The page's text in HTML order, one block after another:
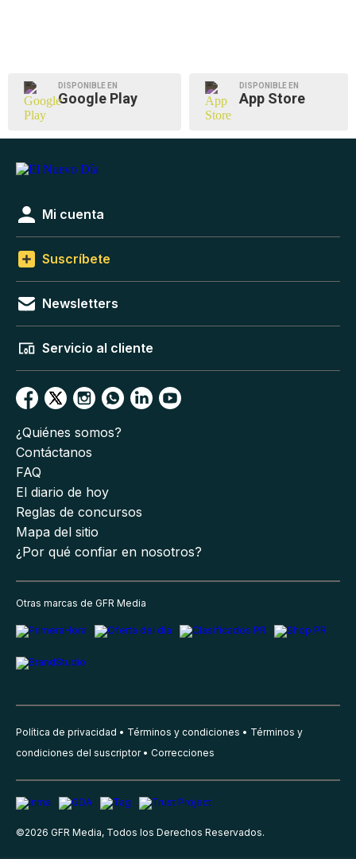
DISPONIBLE EN
Google Play
DISPONIBLE EN
App Store
Mi cuenta
Suscríbete
Newsletters
Servicio al cliente
¿Quiénes somos?
Contáctanos
FAQ
El diario de hoy
Reglas de concursos
Mapa del sitio
¿Por qué confiar en nosotros?
Otras marcas de GFR Media
Política de privacidad Términos y condiciones
Términos y
condiciones del suscriptor
Correcciones
©2026 GFR Media, Todos los Derechos Reservados.